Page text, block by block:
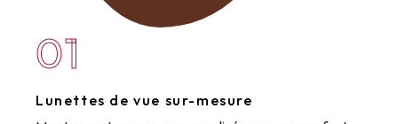
01
Lunettes de vue sur-mesure